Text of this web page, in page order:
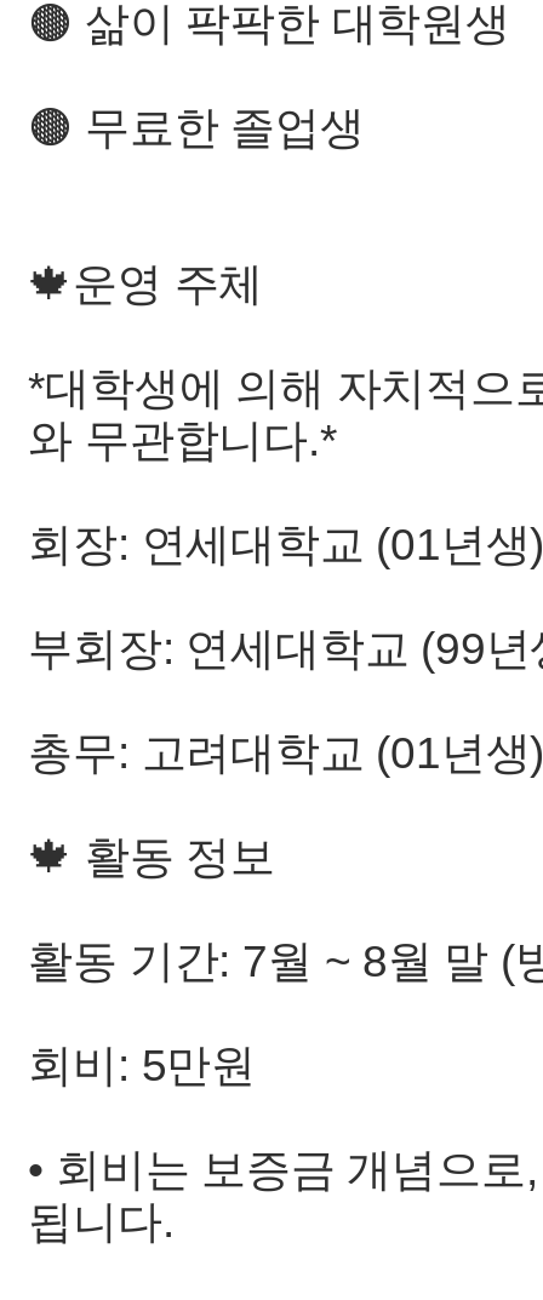
🟤 삶이 팍팍한 대학원생
🟤 무료한 졸업생
🍁운영 주체
*대학생에 의해 자치적으
와 무관합니다.*
회장: 연세대학교 (01년생
부회장: 연세대학교 (99년
총무: 고려대학교 (01년생
🍁 활동 정보
활동 기간: 7월 ~ 8월 말 (
회비: 5만원
• 회비는 보증금 개념으
됩니다.